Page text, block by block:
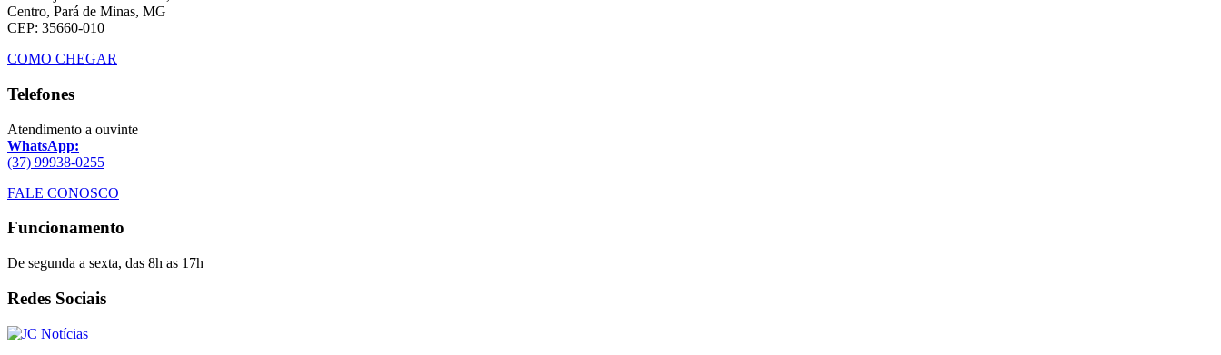
Centro, Pará de Minas, MG
CEP: 35660-010
COMO CHEGAR
Telefones
Atendimento a ouvinte
WhatsApp:
(37) 99938-0255
FALE CONOSCO
Funcionamento
De segunda a sexta, das 8h as 17h
Redes Sociais